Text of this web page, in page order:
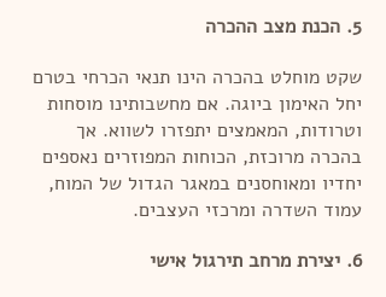
5. הכנת מצב ההכרה
שקט מוחלט בהכרה הינו תנאי הכרחי בטרם
יחל האימון ביוגה. אם מחשבותינו מוסחות
וטרודות, המאמצים יתפזרו לשווא. אך
בהכרה מרוכזת, הכוחות המפוזרים נאספים
יחדיו ומאוחסנים במאגר הגדול של המוח,
עמוד השדרה ומרכזי העצבים.
6. יצירת מרחב תירגול אישי